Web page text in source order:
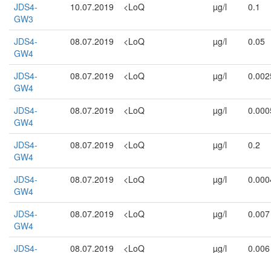
JDS4-
GW3
10.07.2019 <LoQ µg/l 0.1
JDS4-
GW4
08.07.2019 <LoQ µg/l 0.05
JDS4-
GW4
08.07.2019 <LoQ µg/l
JDS4-
GW4
08.07.2019 <LoQ µg/l
JDS4-
GW4
08.07.2019 <LoQ µg/l 0.2
JDS4-
GW4
08.07.2019 <LoQ µg/l
JDS4-
GW4
08.07.2019 <LoQ µg/l 0.007
JDS4- 08.07.2019 <LoQ µg/l 0.006